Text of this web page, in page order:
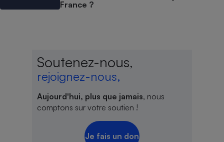
France ?
Soutenez-nous,
rejoignez-nous,
Aujourd'hui, plus que jamais, nous
comptons sur votre soutien !
Je fais un don